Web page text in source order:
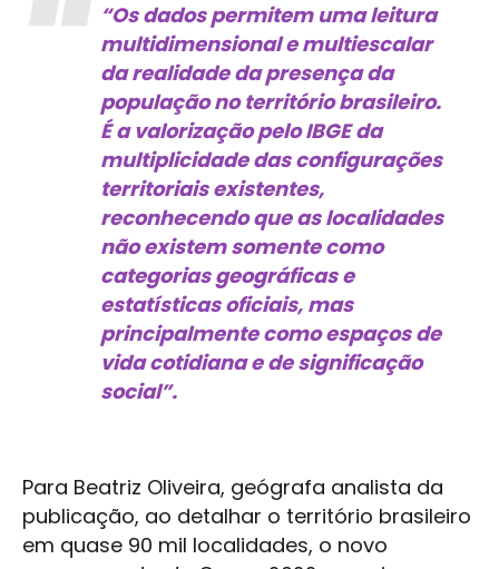
“Os dados permitem uma leitura
multidimensional e multiescalar
da realidade da presença da
população no território brasileiro.
É a valorização pelo IBGE da
multiplicidade das configurações
territoriais existentes,
reconhecendo que as localidades
não existem somente como
categorias geográficas e
estatísticas oficiais, mas
principalmente como espaços de
vida cotidiana e de significação
social”.
Para Beatriz Oliveira, geógrafa analista da
publicação, ao detalhar o território brasileiro
em quase 90 mil localidades, o novo